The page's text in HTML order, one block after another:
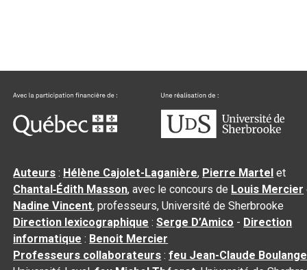
Auteurs : Hélène Cajolet-Laganière, Pierre Martel et
Chantal‑Édith Masson, avec le concours de Louis Mercier
Nadine Vincent, professeurs, Université de Sherbrooke
Direction lexicographique :Serge D’Amico - Direction
informatique : Benoit Mercier
Professeurs collaborateurs :feu Jean-Claude